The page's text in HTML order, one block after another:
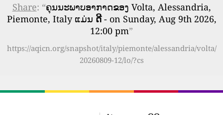
Share: “ຄຸນນະພາບອາກາດຂອງ Volta, Alessandria,
Piemonte, Italy ແມ່ນ ດີ- on Sunday, Aug 9th 2026,
12:00 pm”
https://aqicn.org/snapshot/italy/piemonte/alessandria/volta/
20260809-12/lo/?cs